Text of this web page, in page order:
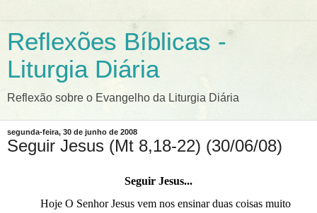
Reflexões Bíblicas -
Liturgia Diária
Reflexão sobre o Evangelho da Liturgia Diária
segunda-feira, 30 de junho de 2008
Seguir Jesus (Mt 8,18-22) (30/06/08)
Seguir Jesus...
Hoje O Senhor Jesus vem nos ensinar duas coisas muito